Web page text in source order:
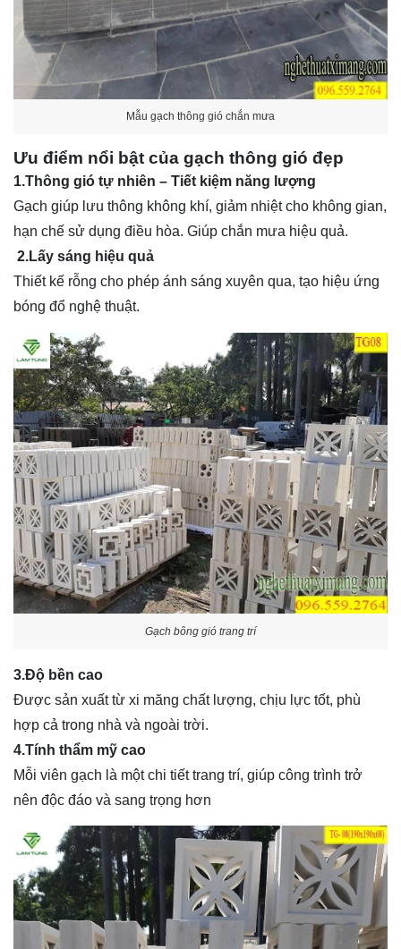
Mẫu gạch thông gió chắn mưa
Ưu điểm nổi bật của gạch thông gió đẹp
1.Thông gió tự nhiên – Tiết kiệm năng lượng
Gạch giúp lưu thông không khí, giảm nhiệt cho không gian,
hạn chế sử dụng điều hòa. Giúp chắn mưa hiệu quả.
2.Lấy sáng hiệu quả
Thiết kế rỗng cho phép ánh sáng xuyên qua, tạo hiệu ứng
bóng đổ nghệ thuật.
Gạch bông gió trang trí
3.Độ bền cao
Được sản xuất từ xi măng chất lượng, chịu lực tốt, phù
hợp cả trong nhà và ngoài trời.
4.Tính thẩm mỹ cao
Mỗi viên gạch là một chi tiết trang trí, giúp công trình trở
nên độc đáo và sang trọng hơn